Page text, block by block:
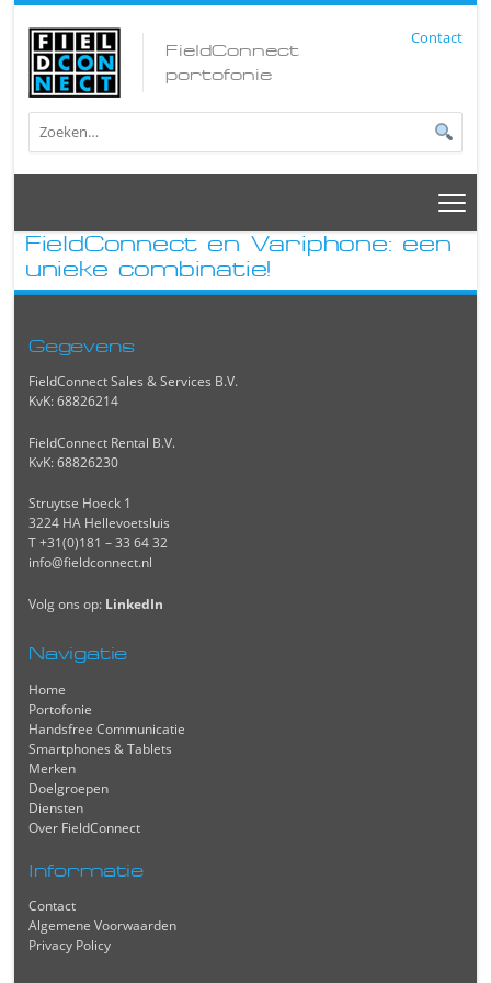
FieldConnect
portofonie
Contact
FieldConnect en Variphone: een
unieke combinatie!
Gegevens
FieldConnect Sales & Services B.V.
KvK: 68826214
FieldConnect Rental B.V.
KvK: 68826230
Struytse Hoeck 1
3224 HA Hellevoetsluis
T +31(0)181 – 33 64 32
info@fieldconnect.nl
Volg ons op: LinkedIn
Navigatie
Home
Portofonie
Handsfree Communicatie
Smartphones & Tablets
Merken
Doelgroepen
Diensten
Over FieldConnect
Informatie
Contact
Algemene Voorwaarden
Privacy Policy